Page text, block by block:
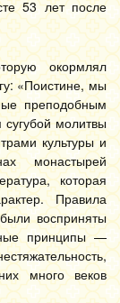
53 лет после
окормлял
«Поистине, мы
преподобным
молитвы
культуры и
монастырей
которая
Правила
восприняты
принципы —
много веков